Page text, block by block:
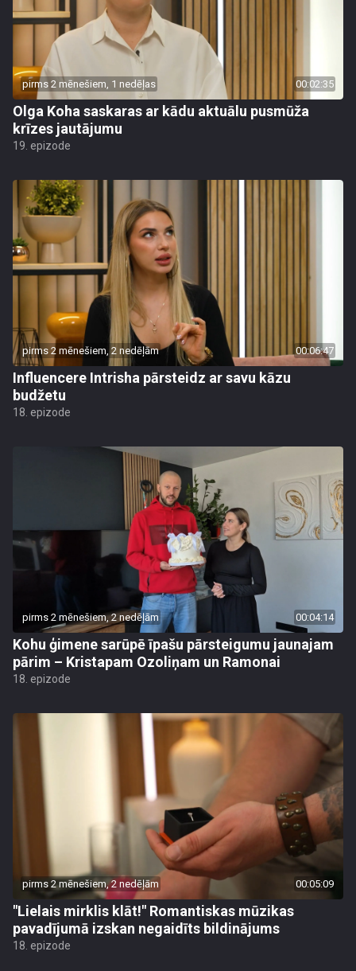
pirms 2 mēnešiem, 1 nedēļas 00:02:35
Olga Koha saskaras ar kādu aktuālu pusmūža
krīzes jautājumu
19. epizode
pirms 2 mēnešiem, 2 nedēļām 00:06:47
Influencere Intrisha pārsteidz ar savu kāzu
budžetu
18. epizode
pirms 2 mēnešiem, 2 nedēļām 00:04:14
Kohu ģimene sarūpē īpašu pārsteigumu jaunajam
pārim – Kristapam Ozoliņam un Ramonai
18. epizode
pirms 2 mēnešiem, 2 nedēļām 00:05:09
"Lielais mirklis klāt!" Romantiskas mūzikas
pavadījumā izskan negaidīts bildinājums
18. epizode